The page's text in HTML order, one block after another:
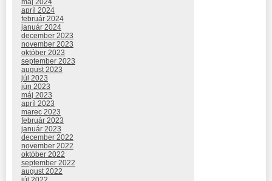
máj 2024
apríl 2024
február 2024
január 2024
december 2023
november 2023
október 2023
september 2023
august 2023
júl 2023
jún 2023
máj 2023
apríl 2023
marec 2023
február 2023
január 2023
december 2022
november 2022
október 2022
september 2022
august 2022